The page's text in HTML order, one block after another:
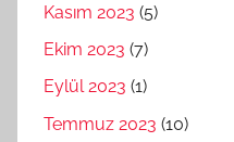
Kasım 2023 (5)
Ekim 2023 (7)
Eylül 2023 (1)
Temmuz 2023 (10)